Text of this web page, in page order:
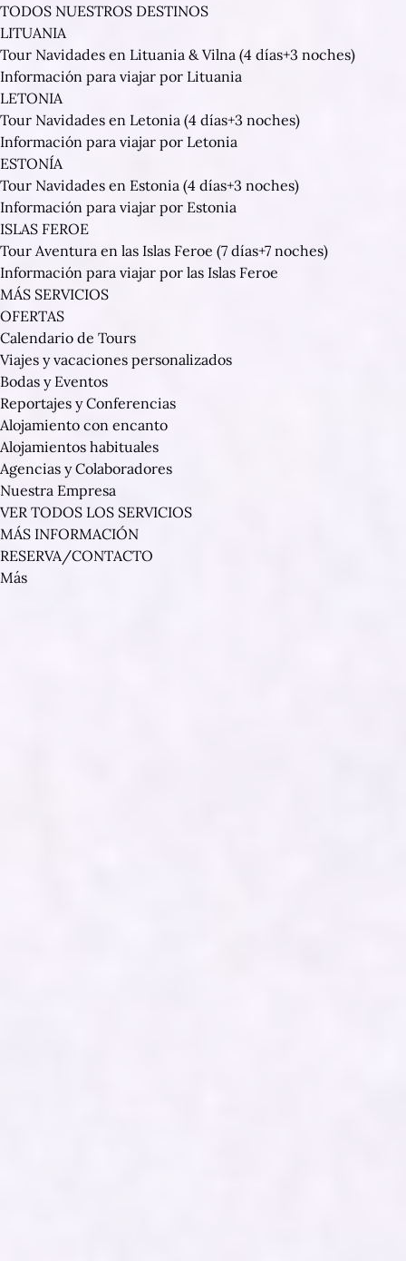
TODOS NUESTROS DESTINOS
LITUANIA
Tour Navidades en Lituania & Vilna (4 días+3 noches)
Información para viajar por Lituania
LETONIA
Tour Navidades en Letonia (4 días+3 noches)
Información para viajar por Letonia
ESTONÍA
Tour Navidades en Estonia (4 días+3 noches)
Información para viajar por Estonia
ISLAS FEROE
Tour Aventura en las Islas Feroe (7 días+7 noches)
Información para viajar por las Islas Feroe
MÁS SERVICIOS
OFERTAS
Calendario de Tours
Viajes y vacaciones personalizados
Bodas y Eventos
Reportajes y Conferencias
Alojamiento con encanto
Alojamientos habituales
Agencias y Colaboradores
Nuestra Empresa
VER TODOS LOS SERVICIOS
MÁS INFORMACIÓN
RESERVA/CONTACTO
Más